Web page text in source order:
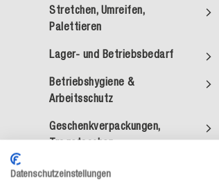
Stretchen, Umreifen,
Palettieren
Lager- und Betriebsbedarf
Betriebshygiene &
Arbeitsschutz
Geschenkverpackungen,
Tragetaschen
Lebensmittelverpackungen
Datenschutzeinstellungen